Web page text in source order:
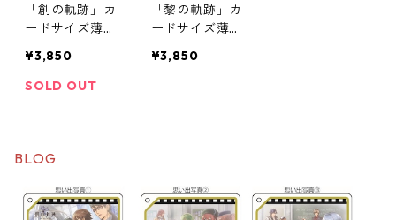
「創の軌跡」カ
ードサイズ薄型
¥3,850
SOLD OUT
「黎の軌跡」カ
ードサイズ薄型
¥3,850
BLOG